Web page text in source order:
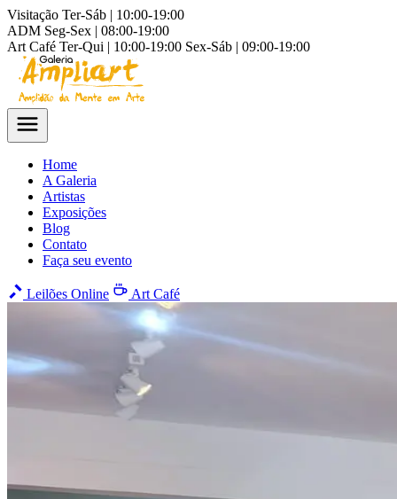
Visitação Ter-Sáb | 10:00-19:00
ADM Seg-Sex | 08:00-19:00
Art Café Ter-Qui | 10:00-19:00 Sex-Sáb | 09:00-19:00
Home
A Galeria
Artistas
Exposições
Blog
Contato
Faça seu evento
Leilões Online Art Café